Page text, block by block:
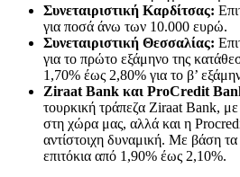
Συνεταιριστική Καρδίτσας:
για ποσά άνω των 10.000 ευρώ.
Συνεταιριστική Θεσσαλίας:
για το πρώτο εξάμηνο της
1,70% έως 2,80% για το β’
Ziraat Bank και ProCredit
τουρκική τράπεζα Ziraat Bank,
στη χώρα μας, αλλά και η
αντίστοιχη δυναμική. Με βάση
επιτόκια από 1,90% έως 2,10%.